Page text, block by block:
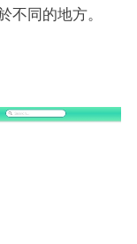
不同的地方。